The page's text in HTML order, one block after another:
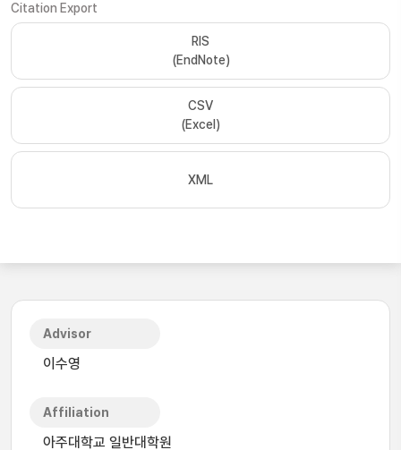
Citation Export
RIS
(EndNote)
CSV
(Excel)
XML
Advisor
이수영
Affiliation
아주대학교 일반대학원